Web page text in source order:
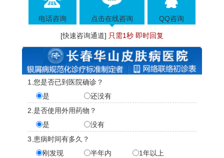
电话咨询 点击在线咨询 QQ咨询
[快速咨询通道] 只需1秒 即时回复
1.您是否已到医院确诊？
是
还没有
2.是否使用外用药物？
是
没有
3.患病时间有多久？
刚发现
半年内
1年以上